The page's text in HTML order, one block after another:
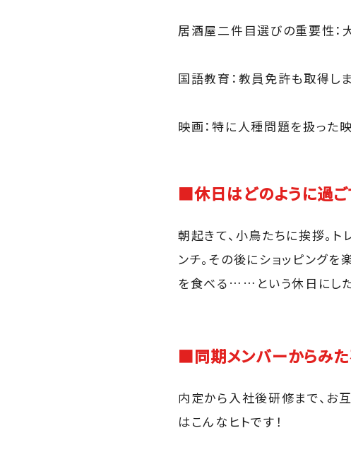
居酒屋二件目選びの重要性：
国語教育：教員免許も取得し
映画：特に人種問題を扱った
■休日はどのように過ご
朝起きて、小鳥たちに挨拶。ト
ンチ。その後にショッピング
を食べる……という休日にした
■同期メンバーからみ
内定から入社後研修まで、お
はこんなヒトです！